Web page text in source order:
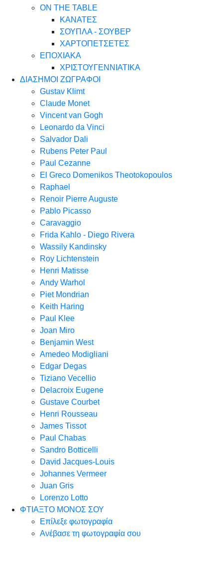
ON THE TABLE
ΚΑΝΑΤΕΣ
ΣΟΥΠΛΑ - ΣΟΥΒΕΡ
ΧΑΡΤΟΠΕΤΣΕΤΕΣ
ΕΠΟΧΙΑΚΑ
ΧΡΙΣΤΟΥΓΕΝΝΙΑΤΙΚΑ
ΔΙΑΣΗΜΟΙ ΖΩΓΡΑΦΟΙ
Gustav Klimt
Claude Monet
Vincent van Gogh
Leonardo da Vinci
Salvador Dali
Rubens Peter Paul
Paul Cezanne
El Greco Domenikos Theotokopoulos
Raphael
Renoir Pierre Auguste
Pablo Picasso
Caravaggio
Frida Kahlo - Diego Rivera
Wassily Kandinsky
Roy Lichtenstein
Henri Matisse
Andy Warhol
Piet Mondrian
Keith Haring
Paul Klee
Joan Miro
Benjamin West
Amedeo Modigliani
Edgar Degas
Tiziano Vecellio
Delacroix Eugene
Gustave Courbet
Henri Rousseau
James Tissot
Paul Chabas
Sandro Botticelli
David Jacques-Louis
Johannes Vermeer
Juan Gris
Lorenzo Lotto
ΦΤΙΑΞΤΟ ΜΟΝΟΣ ΣΟΥ
Επίλεξε φωτογραφία
Ανέβασε τη φωτογραφία σου